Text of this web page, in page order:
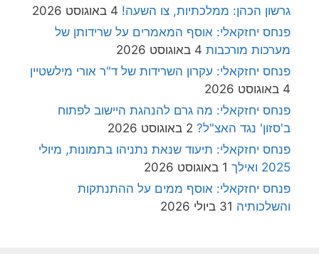
גרשון הכהן: ממלכתיות, צו השעה! 4 באוגוסט 2026
פנחס יחזקאלי: אוסף המאמרים על שרידותן של
מערכות מורכבות 4 באוגוסט 2026
פנחס יחזקאלי: עקרון השרידות של ד"ר אורי מילשטיין
4 באוגוסט 2026
פנחס יחזקאלי: מה גרם להנהגת היישוב לפתוח
ב'סזון' נגד האצ"ל? 2 באוגוסט 2026
פנחס יחזקאלי: תיעוד שנאת נתניהו בתמונות, מיולי
2025 ואילך
1 באוגוסט 2026
פנחס יחזקאלי: אוסף ממים על ההתנתקות
והשלכותיה 31 ביולי 2026